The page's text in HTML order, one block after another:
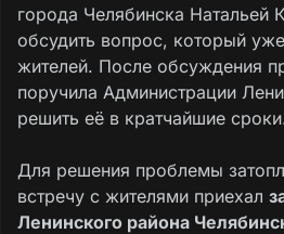
города Челябинска Натальей
обсудить вопрос, который
жителей. После обсуждения
поручила Администрации
решить её в кратчайшие
Для решения проблемы
встречу с жителями приехал
Ленинского района